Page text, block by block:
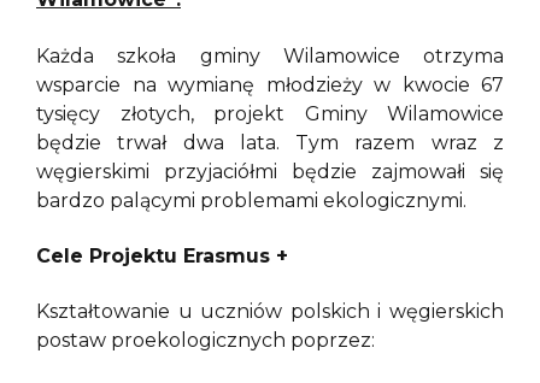
Każda szkoła gminy Wilamowice otrzyma
wsparcie na wymianę młodzieży w kwocie 67
tysięcy złotych, projekt Gminy Wilamowice
będzie trwał dwa lata. Tym razem wraz z
węgierskimi przyjaciółmi będzie zajmowałi się
bardzo palącymi problemami ekologicznymi.
Cele Projektu Erasmus +
Kształtowanie u uczniów polskich i węgierskich
postaw proekologicznych poprzez: